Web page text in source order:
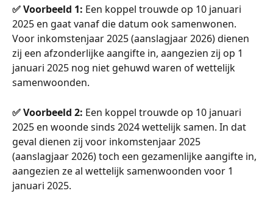
✅ Voorbeeld 1: Een koppel trouwde op 10 januari
2025 en gaat vanaf die datum ook samenwonen.
Voor inkomstenjaar 2025 (aanslagjaar 2026) dienen
zij een afzonderlijke aangifte in, aangezien zij op 1
januari 2025 nog niet gehuwd waren of wettelijk
samenwoonden.
✅ Voorbeeld 2: Een koppel trouwde op 10 januari
2025 en woonde sinds 2024 wettelijk samen. In dat
geval dienen zij voor inkomstenjaar 2025
(aanslagjaar 2026) toch een gezamenlijke aangifte in,
aangezien ze al wettelijk samenwoonden voor 1
januari 2025.